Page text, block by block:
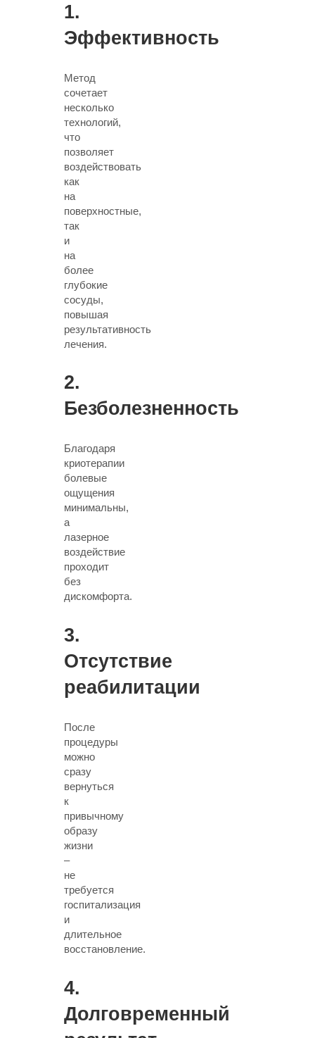
1.
Эффективность
Метод
сочетает
несколько
технологий,
что
позволяет
воздействовать
как
на
поверхностные,
так
и
на
более
глубокие
сосуды,
повышая
результативность
лечения.
2.
Безболезненность
Благодаря
криотерапии
болевые
ощущения
минимальны,
а
лазерное
воздействие
проходит
без
дискомфорта.
3.
Отсутствие
реабилитации
После
процедуры
можно
сразу
вернуться
к
привычному
образу
жизни
–
не
требуется
госпитализация
и
длительное
восстановление.
4.
Долговременный